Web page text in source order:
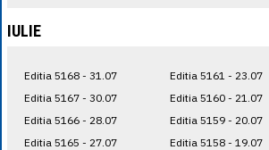
IULIE
Editia 5168 - 31.07
Editia 5167 - 30.07
Editia 5166 - 28.07
Editia 5165 - 27.07
Editia 5161 - 23.07
Editia 5160 - 21.07
Editia 5159 - 20.07
Editia 5158 - 19.07